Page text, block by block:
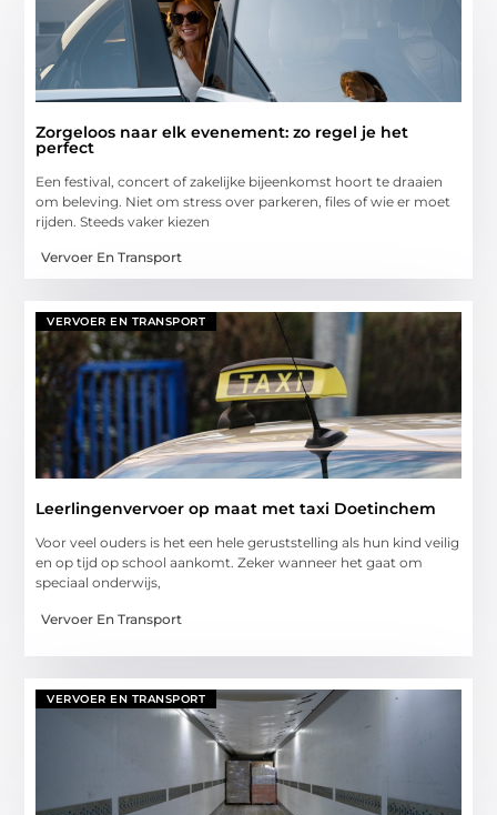
Zorgeloos naar elk evenement: zo regel je het
perfect
Een festival, concert of zakelijke bijeenkomst hoort te draaien
om beleving. Niet om stress over parkeren, files of wie er moet
rijden. Steeds vaker kiezen
Vervoer En Transport
VERVOER EN TRANSPORT
Leerlingenvervoer op maat met taxi Doetinchem
Voor veel ouders is het een hele geruststelling als hun kind veilig
en op tijd op school aankomt. Zeker wanneer het gaat om
speciaal onderwijs,
Vervoer En Transport
VERVOER EN TRANSPORT